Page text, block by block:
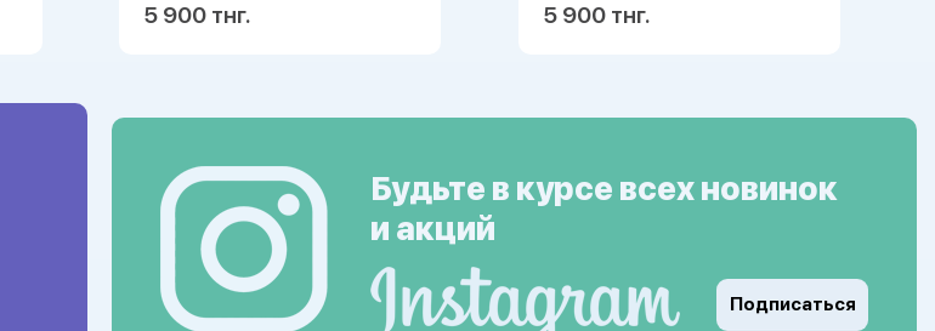
(48)
5 900 тнг.
(48)
5 900 тнг.
Будьте в курсе всех новинок
и акций
Подписаться